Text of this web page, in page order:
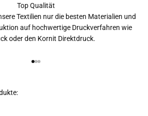
Top Qualität
Textilien nur die besten Materialien und
auf hochwertige Druckverfahren wie
oder den Kornit Direktdruck.